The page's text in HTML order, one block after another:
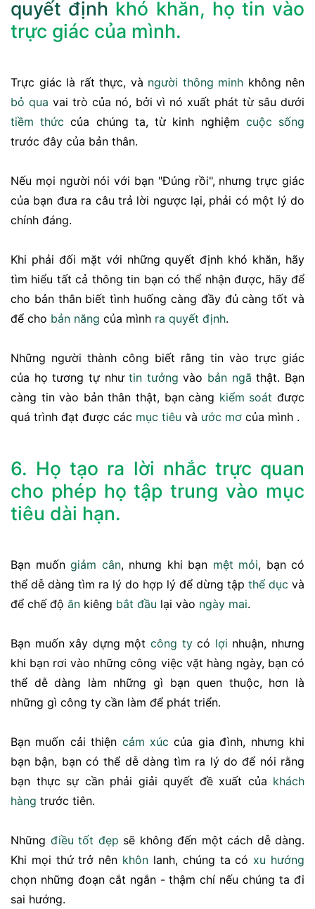
quyết định khó khăn, họ tin vào
trực giác của mình.
Trực giác là rất thực, và người thông minh không nên
bỏ qua vai trò của nó, bởi vì nó xuất phát từ sâu dưới
tiềm thức của chúng ta, từ kinh nghiệm cuộc sống
trước đây của bản thân.
Nếu mọi người nói với bạn "Đúng rồi", nhưng trực giác
của bạn đưa ra câu trả lời ngược lại, phải có một lý do
chính đáng.
Khi phải đối mặt với những quyết định khó khăn, hãy
tìm hiểu tất cả thông tin bạn có thể nhận được, hãy để
cho bản thân biết tình huống càng đầy đủ càng tốt và
để cho bản năng của mình ra quyết định.
Những người thành công biết rằng tin vào trực giác
của họ tương tự nhưtin tưởng vào bản ngã thật. Bạn
càng tin vào bản thân thật, bạn càng kiểm soát được
quá trình đạt được các mục tiêu và ước mơ của mình .
6. Họ tạo ra lời nhắc trực quan
cho phép họ tập trung vào mục
tiêu dài hạn.
Bạn muốn giảm cân, nhưng khi bạn mệt mỏi, bạn có
thể dễ dàng tìm ra lý do hợp lý để dừng tập thể dục và
để chế độ ăn kiêng bắt đầu lại vào ngày mai.
Bạn muốn xây dựng một công tycó lợi nhuận, nhưng
khi bạn rơi vào những công việc vặt hàng ngày, bạn có
thể dễ dàng làm những gì bạn quen thuộc, hơn là
những gì công ty cần làm để phát triển.
Bạn muốn cải thiện cảm xúc của gia đình, nhưng khi
bạn bận, bạn có thể dễ dàng tìm ra lý do để nói rằng
bạn thực sự cần phải giải quyết đề xuất của khách
hàng trước tiên.
Những điều tốt đẹp sẽ không đến một cách dễ dàng.
Khi mọi thứ trở nên khôn lanh, chúng ta có xu hướng
chọn những đoạn cắt ngắn - thậm chí nếu chúng ta đi
sai hướng.